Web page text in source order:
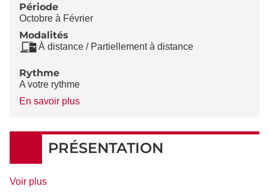
Période
Octobre à Février
Modalités
À distance / Partiellement à distance
Rythme
A votre rythme
En savoir plusà
Rythme
PRÉSENTATION
Voir plusde